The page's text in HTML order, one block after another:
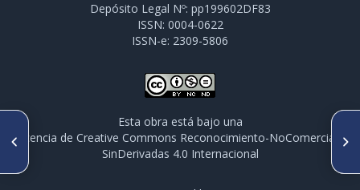
ARTÍCULO ANTERIOR
CO 014. EL RETRASO EN EL
CRECIMIENTO EN NIÑOS
SIGUIENTE ARTÍCULO
CO 016. NUTRIENT ADEQUACY
OF CHILDREN 4-13.9 YEARS BY
Depósito Legal Nº: pp199602DF83
ISSN: 0004-0622
ISSN-e: 2309-5806
Esta obra está bajo una
licencia de Creative Commons Reconocimiento-NoComercial-
SinDerivadas 4.0 Internacional